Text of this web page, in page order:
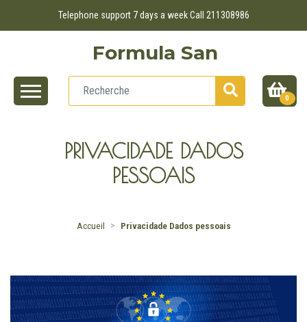
Telephone support 7 days a week Call 211308986
Formula San
0
PRIVACIDADE DADOS
PESSOAIS
Accueil Privacidade Dados pessoais